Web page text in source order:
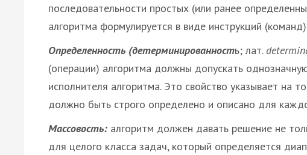
последовательности простых (или ранее
алгоритма формулируется в виде инструкций
Определенность (детерминированность; лат.
(операции) алгоритма должны допускать
исполнителя алгоритма. Это свойство указывает на
должно быть строго определено и описано для
Массовость: алгоритм должен давать решение не
для целого класса задач, который определяется